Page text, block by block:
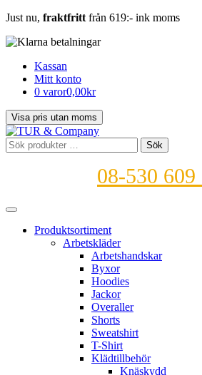
Just nu, fraktfritt från 619:- ink moms
Kassan
Mitt konto
0 varor0,00kr
Sök
efter:
Sök
08-530 609
Produktsortiment
Arbetskläder
Arbetshandskar
Byxor
Hoodies
Jackor
Overaller
Shorts
Sweatshirt
T-Shirt
Klädtillbehör
Knäskydd